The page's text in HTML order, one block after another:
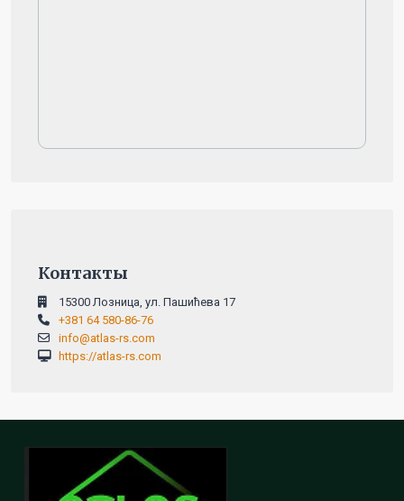
Контакты
15300 Лозница, ул. Пашићева 17
+381 64 580-86-76
info@atlas-rs.com
https://atlas-rs.com